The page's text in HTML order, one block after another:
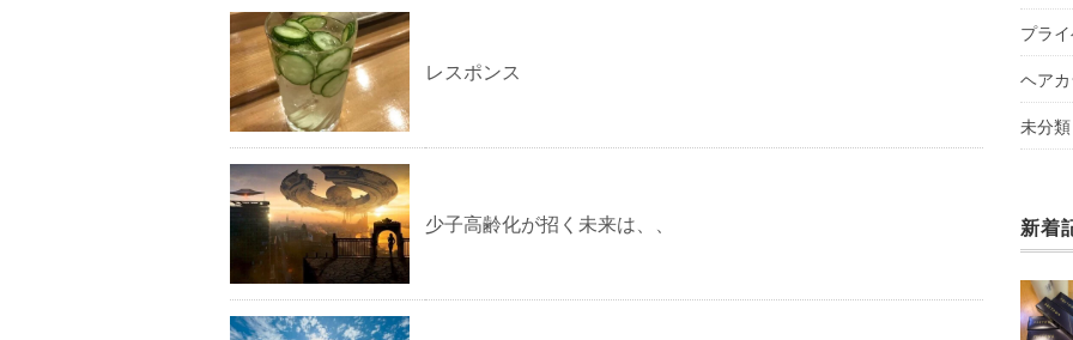
レスポンス
少子高齢化が招く未来は、、
プラ
ヘア
未分類
新着